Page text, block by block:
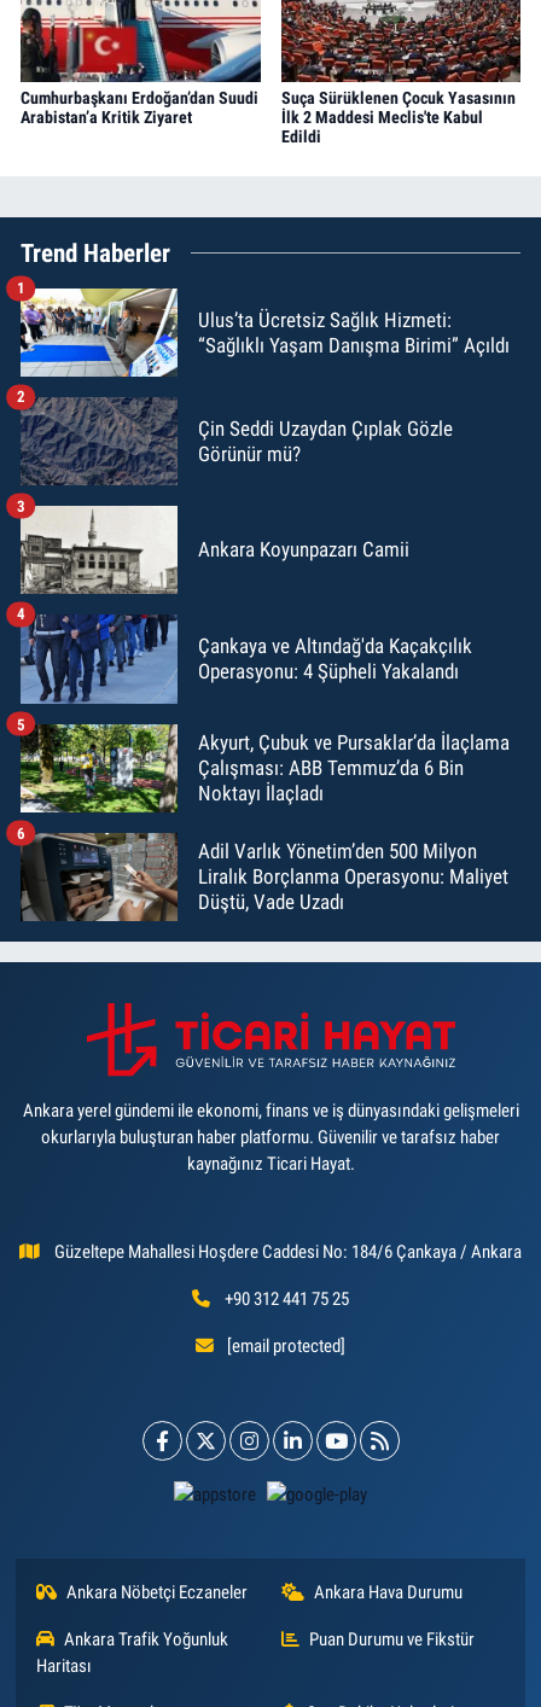
Cumhurbaşkanı Erdoğan’dan Suudi
Arabistan’a Kritik Ziyaret
Suça Sürüklenen Çocuk Yasasının
İlk 2 Maddesi Meclis'te Kabul
Edildi
Trend Haberler
Ulus’ta Ücretsiz Sağlık Hizmeti:
“Sağlıklı Yaşam Danışma Birimi” Açıldı
1
Çin Seddi Uzaydan Çıplak Gözle
Görünür mü?
2
Ankara Koyunpazarı Camii
3
Çankaya ve Altındağ'da Kaçakçılık
Operasyonu: 4 Şüpheli Yakalandı
4
Akyurt, Çubuk ve Pursaklar’da İlaçlama
Çalışması: ABB Temmuz’da 6 Bin
Noktayı İlaçladı
5
Adil Varlık Yönetim’den 500 Milyon
Liralık Borçlanma Operasyonu: Maliyet
Düştü, Vade Uzadı
6
Ankara yerel gündemi ile ekonomi, finans ve iş dünyasındaki gelişmeleri
okurlarıyla buluşturan haber platformu. Güvenilir ve tarafsız haber
kaynağınız Ticari Hayat.
Güzeltepe Mahallesi Hoşdere Caddesi No: 184/6 Çankaya / Ankara
+90 312 441 75 25
[email protected]
Ankara Nöbetçi Eczaneler Ankara Hava Durumu
Ankara Trafik Yoğunluk
Haritası
Puan Durumu ve Fikstür